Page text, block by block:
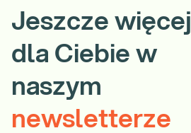
Jeszcze więcej
dla Ciebie w
naszym
newsletterze